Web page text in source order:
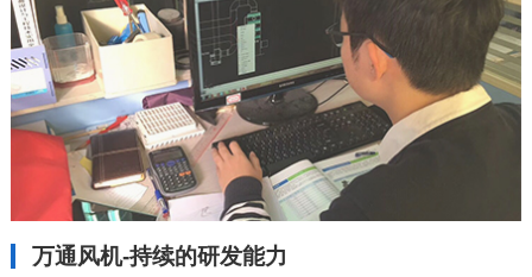
万通风机-持续的研发能力